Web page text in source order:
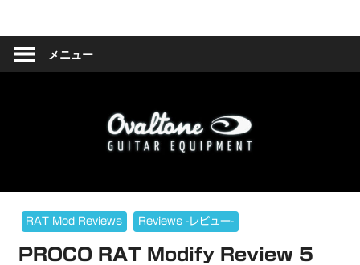
ン
Ovaltone
-
handmade
effect
メニュー
RAT Mod Reviews Reviews -レビュー-
PROCO RAT Modify Review 5